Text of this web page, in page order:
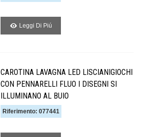
Leggi Di Piú
CAROTINA LAVAGNA LED LISCIANIGIOCHI
CON PENNARELLI FLUO I DISEGNI SI
ILLUMINANO AL BUIO
Riferimento: 077441